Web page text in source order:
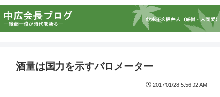
酒量は国力を示すバロメーター
2017/01/28 5:56:02 AM